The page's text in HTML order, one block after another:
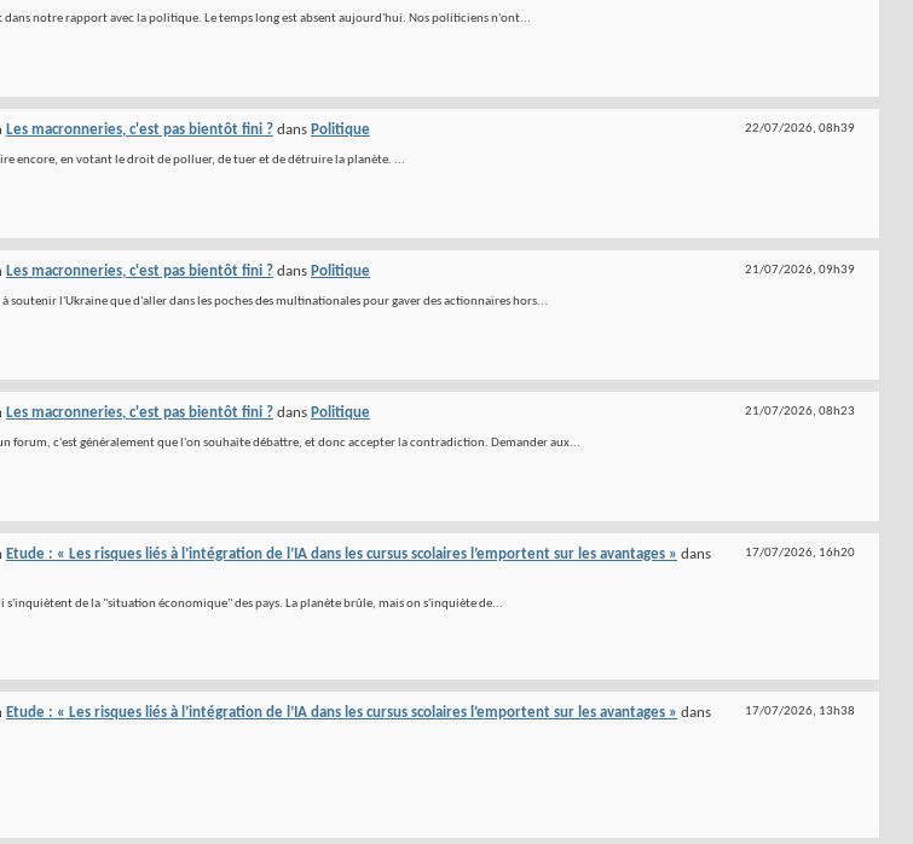
notre rapport avec la politique. Le temps long est absent aujourd'hui. Nos politiciens n'ont...
22/07/2026, 08h39
Les macronneries, c'est pas bientôt fini ? dans Politique
encore, en votant le droit de polluer, de tuer et de détruire la planète. ...
21/07/2026, 09h39
Les macronneries, c'est pas bientôt fini ? dans Politique
soutenir l'Ukraine que d'aller dans les poches des multinationales pour gaver des actionnaires hors...
21/07/2026, 08h23
Les macronneries, c'est pas bientôt fini ? dans Politique
forum, c'est généralement que l'on souhaite débattre, et donc accepter la contradiction. Demander aux...
17/07/2026, 16h20
Etude : « Les risques liés à l’intégration de l’IA dans les cursus scolaires l’emportent sur les avantages » dans
de la "situation économique" des pays. La planète brûle, mais on s'inquiète de...
17/07/2026, 13h38
Etude : « Les risques liés à l’intégration de l’IA dans les cursus scolaires l’emportent sur les avantages » dans